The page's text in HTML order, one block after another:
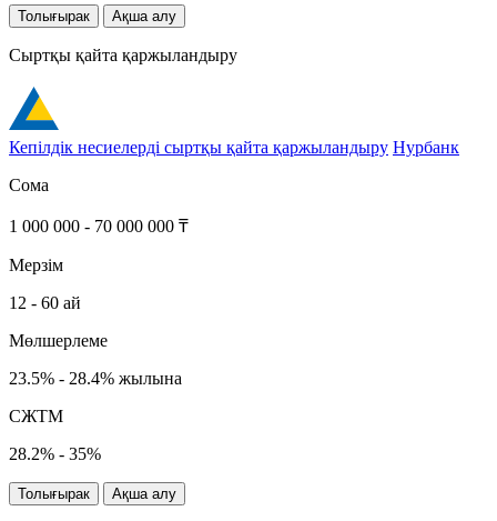
Толығырак Ақша алу
Сыртқы қайта қаржыландыру
Кепілдік несиелерді сыртқы қайта қаржыландыру Нурбанк
Сома
1 000 000 - 70 000 000 ₸
Мерзім
12 - 60 ай
Мөлшерлеме
23.5% - 28.4% жылына
СЖТМ
28.2% - 35%
Толығырак Ақша алу